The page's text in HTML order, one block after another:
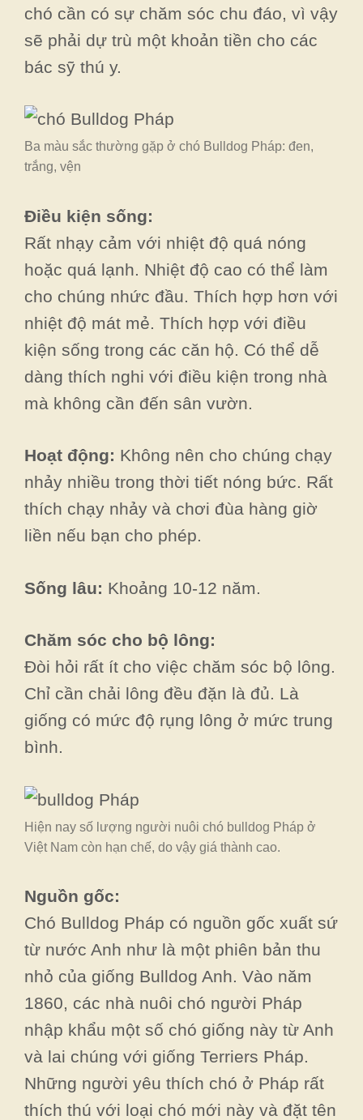
chó cần có sự chăm sóc chu đáo, vì vậy
sẽ phải dự trù một khoản tiền cho các
bác sỹ thú y.
Ba màu sắc thường gặp ở chó Bulldog Pháp: đen,
trắng, vện
Điều kiện sống:
Rất nhạy cảm với nhiệt độ quá nóng
hoặc quá lạnh. Nhiệt độ cao có thể làm
cho chúng nhức đầu. Thích hợp hơn với
nhiệt độ mát mẻ. Thích hợp với điều
kiện sống trong các căn hộ. Có thể dễ
dàng thích nghi với điều kiện trong nhà
mà không cần đến sân vườn.
Hoạt động: Không nên cho chúng chạy
nhảy nhiều trong thời tiết nóng bức. Rất
thích chạy nhảy và chơi đùa hàng giờ
liền nếu bạn cho phép.
Sống lâu: Khoảng 10-12 năm.
Chăm sóc cho bộ lông:
Đòi hỏi rất ít cho việc chăm sóc bộ lông.
Chỉ cần chải lông đều đặn là đủ. Là
giống có mức độ rụng lông ở mức trung
bình.
Hiện nay số lượng người nuôi chó bulldog Pháp ở
Việt Nam còn hạn chế, do vậy giá thành cao.
Nguồn gốc:
Chó Bulldog Pháp có nguồn gốc xuất sứ
từ nước Anh như là một phiên bản thu
nhỏ của giống Bulldog Anh. Vào năm
1860, các nhà nuôi chó người Pháp
nhập khẩu một số chó giống này từ Anh
và lai chúng với giống Terriers Pháp.
Những người yêu thích chó ở Pháp rất
thích thú với loại chó mới này và đặt tên